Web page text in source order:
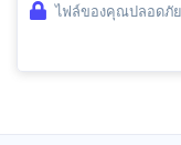
ไฟล์ของคุณปลอดภั